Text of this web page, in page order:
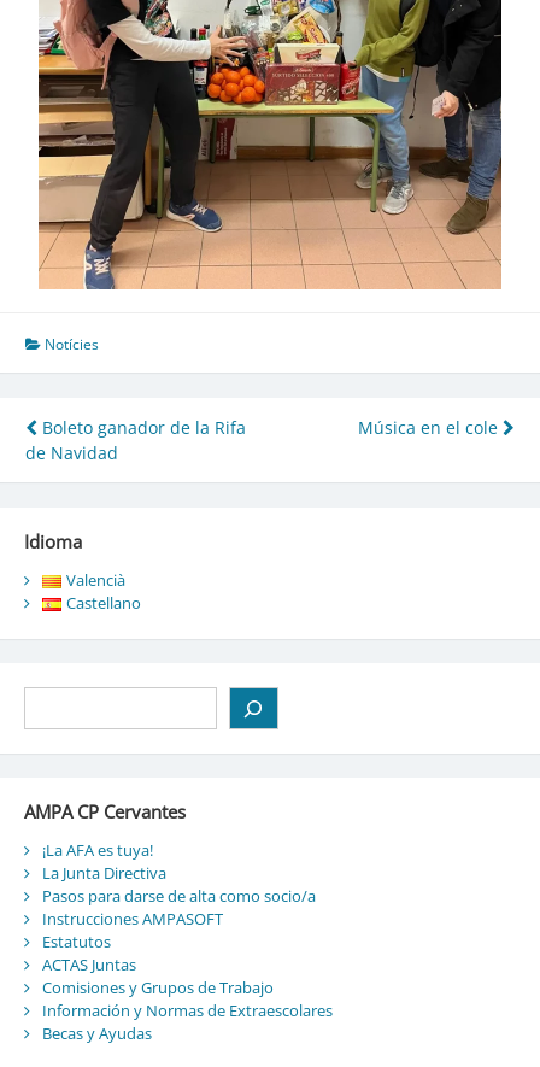
Notícies
Navegación
de
Boleto ganador de la Rifa
de Navidad
Música en el cole
Idioma
Valencià
Castellano
AMPA CP Cervantes
¡La AFA es tuya!
La Junta Directiva
Pasos para darse de alta como socio/a
Instrucciones AMPASOFT
Estatutos
ACTAS Juntas
Comisiones y Grupos de Trabajo
Información y Normas de Extraescolares
Becas y Ayudas